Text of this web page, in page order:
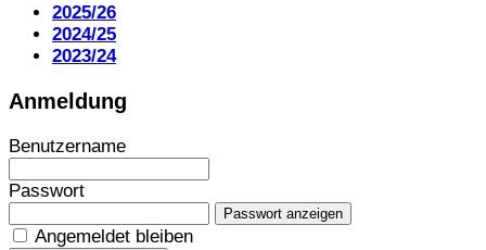
2025/26
2024/25
2023/24
Anmeldung
Benutzername
Passwort
Passwort anzeigen
Angemeldet bleiben